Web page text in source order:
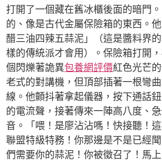
打開了一個藏在舊冰櫃後面的暗門
的、像是古代金屬保險箱的東西。
醋三油四辣五蒜泥」（這是醬料界
樣的傳統派才會用）。保險箱打開
個閃爍著詭異包養網評價紅色光芒
老式的對講機，但頂部插著一根彎
線。他顫抖著拿起儀器，按下通話
的電流聲，接著傳來一陣高八度、
音。「喂！是廖沾沾嗎！快接聽！
聯盟特級特務！你那邊是不是已經
們需要你的蒜泥！你被徵召了！馬